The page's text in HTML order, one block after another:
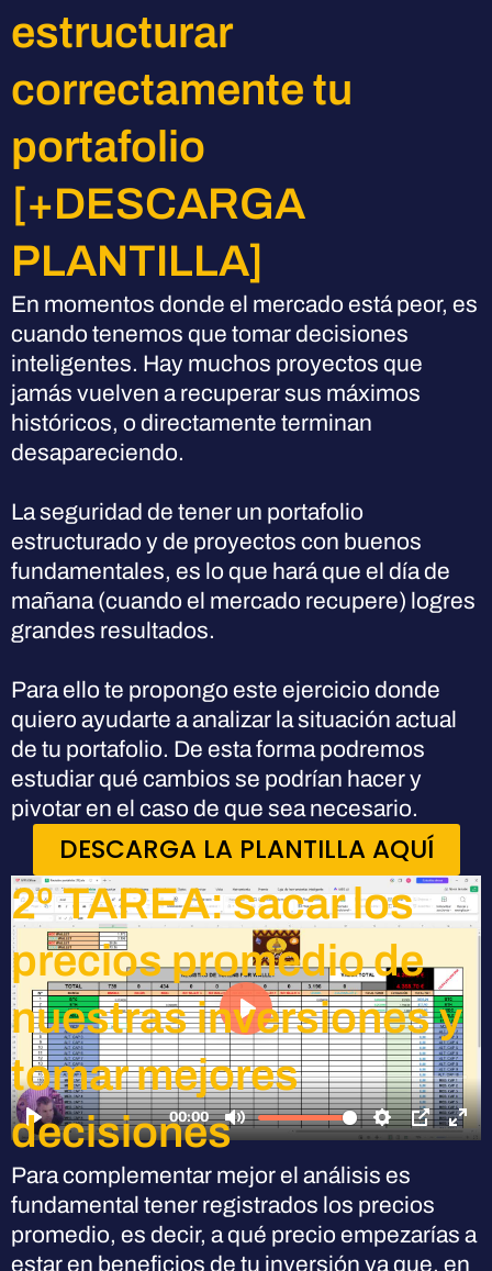
estructurar
correctamente tu
portafolio
[+DESCARGA
PLANTILLA]
En momentos donde el mercado está peor, es
cuando tenemos que tomar decisiones
inteligentes. Hay muchos proyectos que
jamás vuelven a recuperar sus máximos
históricos, o directamente terminan
desapareciendo.
La seguridad de tener un portafolio
estructurado y de proyectos con buenos
fundamentales, es lo que hará que el día de
mañana (cuando el mercado recupere) logres
grandes resultados.
Para ello te propongo este ejercicio donde
quiero ayudarte a analizar la situación actual
de tu portafolio. De esta forma podremos
estudiar qué cambios se podrían hacer y
pivotar en el caso de que sea necesario.
DESCARGA LA PLANTILLA AQUÍ
2º TAREA: sacar los
precios promedio de
nuestras inversiones y
tomar mejores
decisiones
Para complementar mejor el análisis es
fundamental tener registrados los precios
promedio, es decir, a qué precio empezarías a
estar en beneficios de tu inversión ya que, en